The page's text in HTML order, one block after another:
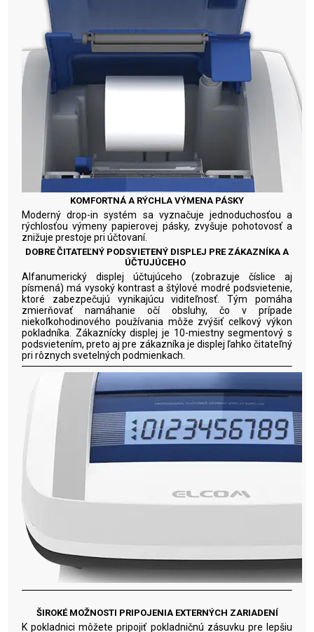
KOMFORTNÁ A RÝCHLA VÝMENA PÁSKY
Moderný drop-in systém sa vyznačuje jednoduchosťou a
rýchlosťou výmeny papierovej pásky, zvyšuje pohotovosť a
znižuje prestoje pri účtovaní.
DOBRE ČITATEĽNÝ PODSVIETENÝ DISPLEJ PRE ZÁKAZNÍKA A
ÚČTUJÚCEHO
Alfanumerický displej účtujúceho (zobrazuje číslice aj
písmená) má vysoký kontrast a štýlové modré podsvietenie,
ktoré zabezpečujú vynikajúcu viditeľnosť. Tým pomáha
zmierňovať namáhanie očí obsluhy, čo v prípade
niekoľkohodinového používania môže zvýšiť celkový výkon
pokladníka. Zákaznícky displej je 10-miestny segmentový s
podsvietením, preto aj pre zákazníka je displej ľahko čitateľný
pri rôznych svetelných podmienkach.
ŠIROKÉ MOŽNOSTI PRIPOJENIA EXTERNÝCH ZARIADENÍ
K pokladnici môžete pripojiť pokladničnú zásuvku pre lepšiu